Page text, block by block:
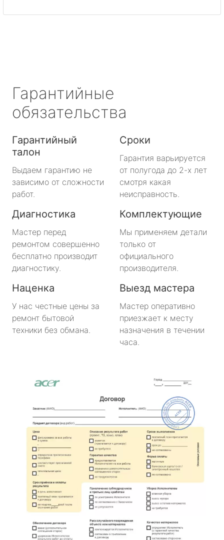
Гарантийные
обязательства
Гарантийный
талон
Выдаем гарантию не
зависимо от сложности
работ.
Сроки
Гарантия варьируется
от полугода до 2-х лет
смотря какая
неисправность.
Диагностика
Мастер перед
ремонтом совершенно
бесплатно производит
диагностику.
Комплектующие
Мы применяем детали
только от
официального
производителя.
Наценка
У нас честные цены за
ремонт бытовой
техники без обмана.
Выезд мастера
Мастер оперативно
приезжает к месту
назначения в течении
часа.